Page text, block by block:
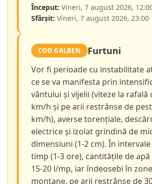
Început: Vineri, 7 august 2026,
Sfârșit: Vineri, 7 august 2026, 23:00
COD GALBEN Furtuni
Vor fi perioade cu instabilitate
ce se va manifesta prin
vântului și vijelii (viteze la rafală
km/h și pe arii restrânse de
km/h), averse torențiale,
electrice și izolat grindină de
dimensiuni (1-2 cm). În
timp (1-3 ore), cantitățile de
15-20 l/mp, iar îndeosebi în
montane, pe arii restrânse de